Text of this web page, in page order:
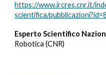
https://www.ircres.cnr.it/
scientifica/
Esperto Scientifico
Robotica (CNR)